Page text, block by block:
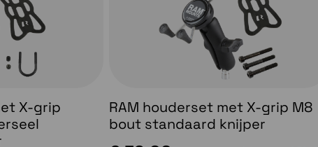
X-grip
RAM houderset met X-grip M8
bout standaard knijper